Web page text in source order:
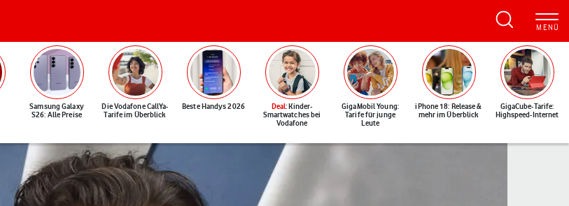
Samsung Galaxy
S26: Alle Preise
Die Vodafone CallYa-
Tarife im Überblick
Beste Handys 2026 Deal: Kinder-
Smartwatches bei
Vodafone
GigaMobil Young:
Tarife für junge
Leute
iPhone 18: Release &
mehr im Überblick
GigaCube-Tarife:
Highspeed-Internet